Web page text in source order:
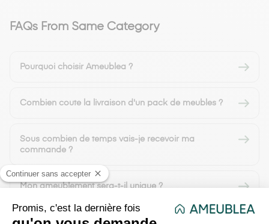
FAQs From Same Category
Pourquoi choisir Ameublea ?
Combien coute la livraison d'un pack de meubles ?
Sous combien de temps vais-je recevoir ma
commande ?
Mon ameublement sera-t-il unique ?